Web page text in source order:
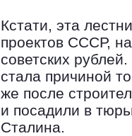
Кстати, эта
проектов СССР,
советских
стала причиной
же после
и посадили в
Сталина.